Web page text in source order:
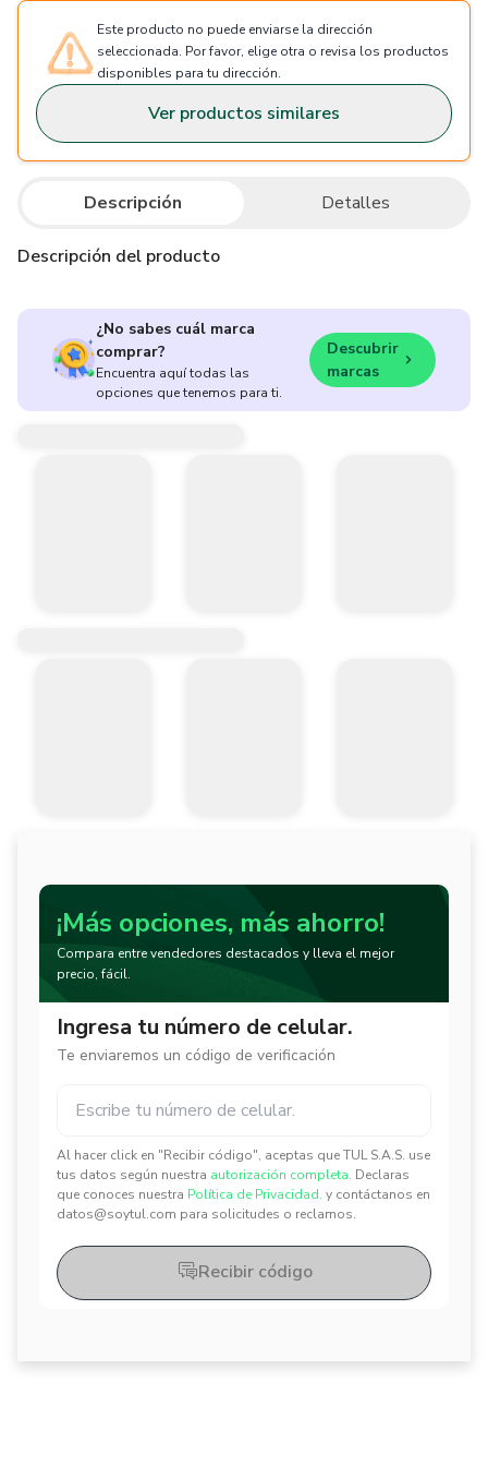
Este producto no puede enviarse la dirección
seleccionada. Por favor, elige otra o revisa los productos
disponibles para tu dirección.
Ver productos similares
Descripción Detalles
Descripción del producto
¿No sabes cuál marca
comprar?
Encuentra aquí todas las
opciones que tenemos para ti.
Descubrir
marcas
¡Más opciones, más ahorro!
Compara entre vendedores destacados y lleva el mejor
precio, fácil.
Ingresa tu número de celular.
Te enviaremos un código de verificación
Al hacer click en "Recibir código", aceptas que TUL S.A.S. use
tus datos según nuestra autorización completa. Declaras
que conoces nuestra Política de Privacidad. y contáctanos en
datos@soytul.com para solicitudes o reclamos.
✕
✕
Recibir código